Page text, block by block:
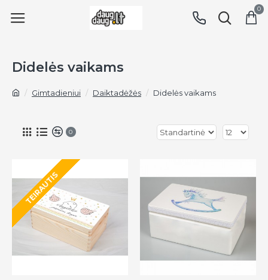
0
Gimtadieniui Daiktadėžės Didelės vaikams
Didelės vaikams
0
TEIRAUTIS